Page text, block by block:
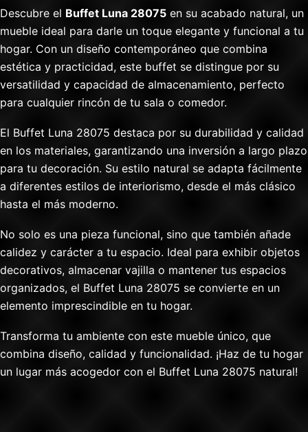
Descubre el Buffet Luna 28075 en su acabado natural, un
mueble ideal para darle un toque elegante y funcional a tu
hogar. Con un diseño contemporáneo que combina
estética y practicidad, este buffet se distingue por su
versatilidad y capacidad de almacenamiento, perfecto
para cualquier rincón de tu sala o comedor.
El Buffet Luna 28075 destaca por su durabilidad y calidad
en los materiales, garantizando una inversión a largo plazo
para tu decoración. Su estilo natural se adapta fácilmente
a diferentes estilos de interiorismo, desde el más clásico
hasta el más moderno.
No solo es una pieza funcional, sino que también añade
calidez y carácter a tu espacio. Ideal para exhibir objetos
decorativos, almacenar vajilla o mantener tus espacios
organizados, el Buffet Luna 28075 se convierte en un
elemento imprescindible en tu hogar.
Transforma tu ambiente con este mueble único, que
combina diseño, calidad y funcionalidad. ¡Haz de tu hogar
un lugar más acogedor con el Buffet Luna 28075 natural!